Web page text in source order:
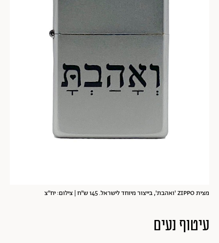
מצית ZIPPO 'ואהבת', בייצור מיוחד לישראל. 145 ש"ח | צילום: יח"צ
עיטוף נעים